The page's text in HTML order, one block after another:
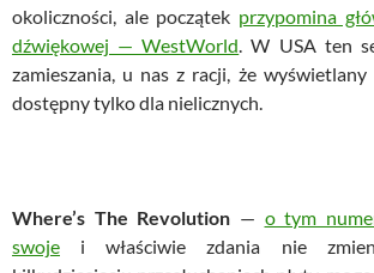
okoliczności, ale początek przypomina
dźwiękowej — WestWorld . W USA ten
zamieszania, u nas z racji, że wyświetlany
dostępny tylko dla nielicznych.
Where’s The Revolution — o tym
swoje i właściwie zdania nie